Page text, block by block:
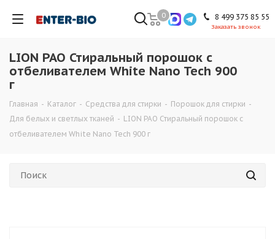
8 499 375 85 55
Заказать звонок
0
LION PAO Стиральный порошок с
отбеливателем White Nano Tech 900
г
Главная - Каталог - Средства для стирки - Порошок для стирки -
Для белых и светлых тканей - LION PAO Стиральный порошок с
отбеливателем White Nano Tech 900 г